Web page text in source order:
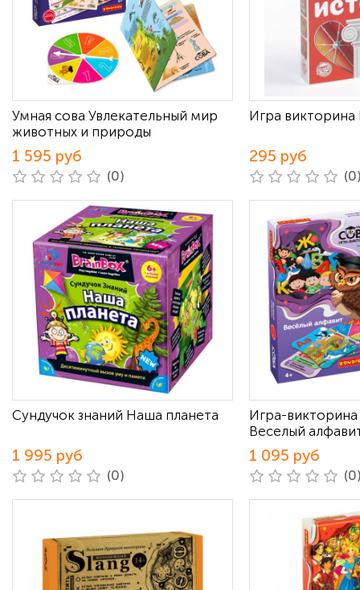
Умная сова Увлекательный мир
животных и природы
1 595 руб
(0)
Игра
295 руб
Сундучок знаний Наша планета
1 995 руб
(0)
Игра-
Веселый
1 095 руб